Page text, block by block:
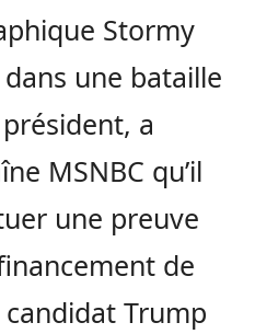
Stormy
une bataille
a
MSNBC qu’il
une preuve
de
Trump